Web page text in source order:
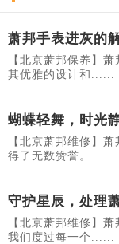
萧邦手表进灰的
【北京萧邦保养】
其优雅的设计和......
蝴蝶轻舞，时光
【北京萧邦维修】
得了无数赞誉。......
守护星辰，处理
【北京萧邦维修】
我们度过每一个......